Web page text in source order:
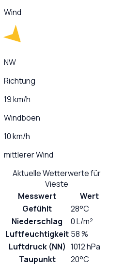
Wind
NW
Richtung
19 km/h
Windböen
10 km/h
mittlerer Wind
Aktuelle Wetterwerte für
Vieste
Messwert
Wert
Gefühlt
28°C
Niederschlag
0 L/m²
Luftfeuchtigkeit 58 %
Luftdruck (NN) 1012 hPa
Taupunkt
20°C